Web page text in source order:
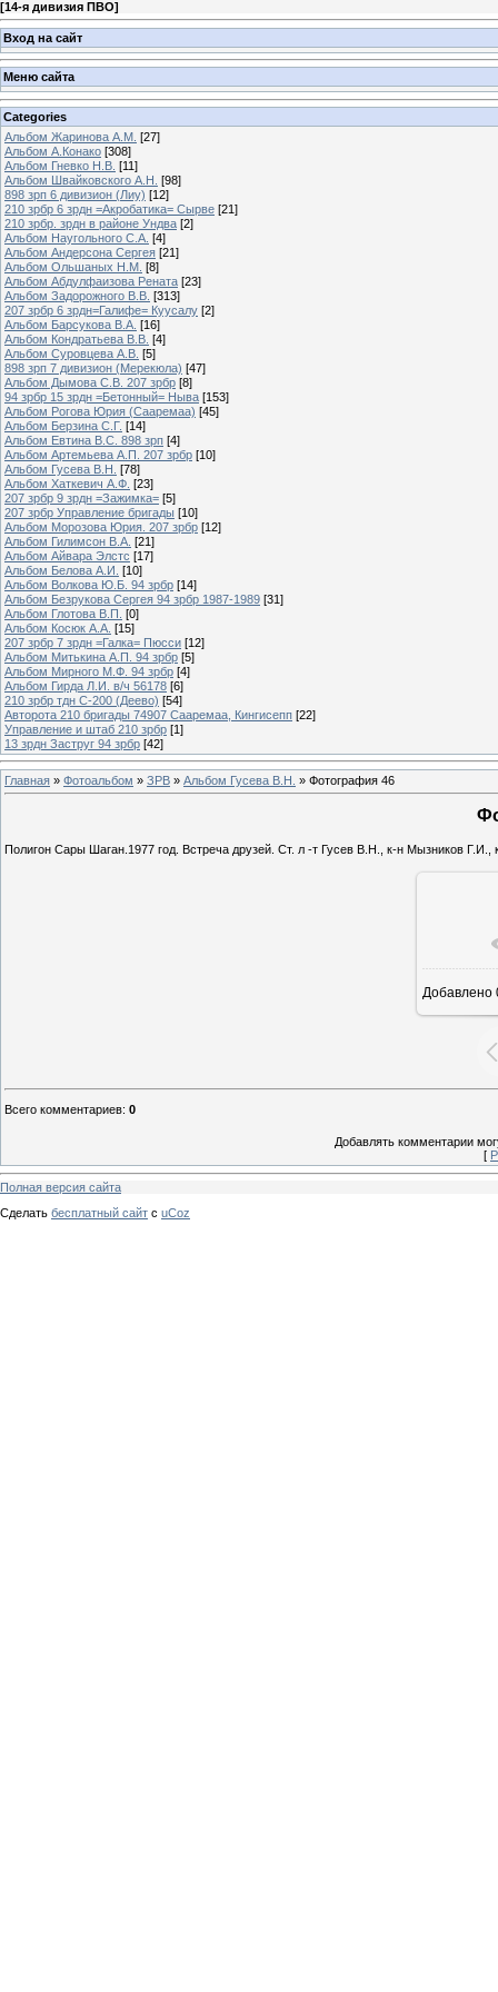
[14-я дивизия ПВО]
Вход на сайт
Меню сайта
Categories
Альбом Жаринова А.М. [27]
Альбом А.Конако [308]
Альбом Гневко Н.В. [11]
Альбом Швайковского А.Н. [98]
898 зрп 6 дивизион (Лиу) [12]
210 зрбр 6 зрдн =Акробатика= Сырве [21]
210 зрбр. зрдн в районе Ундва [2]
Альбом Наугольного С.А. [4]
Альбом Андерсона Сергея [21]
Альбом Ольшаных Н.М. [8]
Альбом Абдулфаизова Рената [23]
Альбом Задорожного В.В. [313]
207 зрбр 6 зрдн=Галифе= Куусалу [2]
Альбом Барсукова В.А. [16]
Альбом Кондратьева В.В. [4]
Альбом Суровцева А.В. [5]
898 зрп 7 дивизион (Мерекюла) [47]
Альбом Дымова С.В. 207 зрбр [8]
94 зрбр 15 зрдн =Бетонный= Ныва [153]
Альбом Рогова Юрия (Сааремаа) [45]
Альбом Берзина С.Г. [14]
Альбом Евтина В.С. 898 зрп [4]
Альбом Артемьева А.П. 207 зрбр [10]
Альбом Гусева В.Н. [78]
Альбом Хаткевич А.Ф. [23]
207 зрбр 9 зрдн =Зажимка= [5]
207 зрбр Управление бригады [10]
Альбом Морозова Юрия. 207 зрбр [12]
Альбом Гилимсон В.А. [21]
Альбом Айвара Элстс [17]
Альбом Белова А.И. [10]
Альбом Волкова Ю.Б. 94 зрбр [14]
Альбом Безрукова Сергея 94 зрбр 1987-1989 [31]
Альбом Глотова В.П. [0]
Альбом Косюк А.А. [15]
207 зрбр 7 зрдн =Галка= Пюсси [12]
Альбом Митькина А.П. 94 зрбр [5]
Альбом Мирного М.Ф. 94 зрбр [4]
Альбом Гирда Л.И. в/ч 56178 [6]
210 зрбр тдн С-200 (Деево) [54]
Авторота 210 бригады 74907 Сааремаа, Кингисепп [22]
Управление и штаб 210 зрбр [1]
13 зрдн Заструг 94 зрбр [42]
Главная » Фотоальбом » ЗРВ » Альбом Гусева В.Н. » Фотография 46
Полигон Сары Шаган.1977 год. Встреча друзей. Ст. л -т Гусев В.Н., к-н Мызников Г.И.,
Добавлено
Всего комментариев: 0
Добавлять комментарии
[
Полная версия сайта
Сделать бесплатный сайт с uCoz